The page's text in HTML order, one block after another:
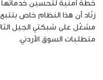
خطة أمنية لتحسين خدماتها
زنّاد أن هذا النظام خاص
مشغّل على شبكتي الجيل
متطلبات السوق الأردني.